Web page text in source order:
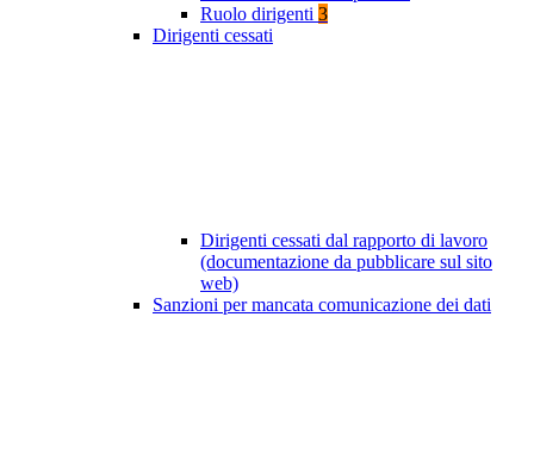
Ruolo dirigenti 3
Dirigenti cessati
Dirigenti cessati dal rapporto di lavoro
(documentazione da pubblicare sul sito
web)
Sanzioni per mancata comunicazione dei dati